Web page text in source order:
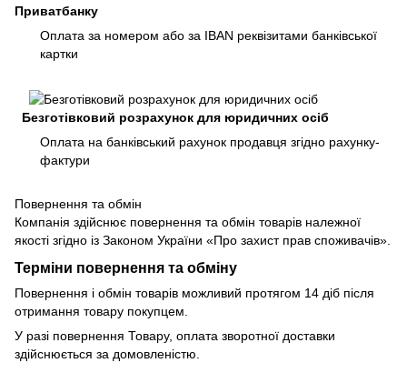
Приватбанку
Оплата за номером або за IBAN реквізитами банківської
картки
Безготівковий розрахунок для юридичних осіб
Оплата на банківський рахунок продавця згідно рахунку-
фактури
Повернення та обмін
Компанія здійснює повернення та обмін товарів належної
якості згідно із Законом України «Про захист прав споживачів».
Терміни повернення та обміну
Повернення і обмін товарів можливий протягом 14 діб після
отримання товару покупцем.
У разі повернення Товару, оплата зворотної доставки
здійснюється за домовленістю.